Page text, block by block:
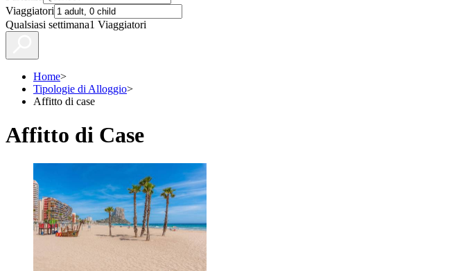
Viaggiatori
Qualsiasi settimana1 Viaggiatori
Home>
Tipologie di Alloggio>
Affitto di case
Affitto di Case